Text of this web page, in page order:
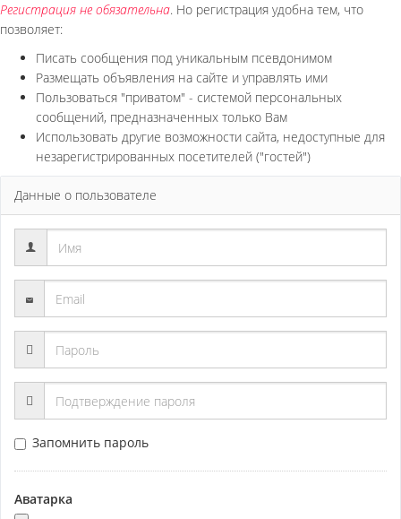
Регистрация не обязательна. Но регистрация удобна тем, что
позволяет:
Писать сообщения под уникальным псевдонимом
Размещать объявления на сайте и управлять ими
Пользоваться "приватом" - системой персональных
сообщений, предназначенных только Вам
Использовать другие возможности сайта, недоступные для
незарегистрированных посетителей ("гостей")
Данные о пользователе
Запомнить пароль
Аватарка